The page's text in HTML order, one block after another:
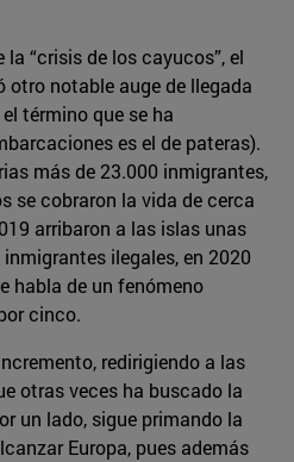
“crisis de los cayucos”, el
otro notable auge de llegada
término que se ha
es el de pateras).
más de 23.000 inmigrantes,
se cobraron la vida de cerca
arribaron a las islas unas
ilegales, en 2020
habla de un fenómeno
cinco.
redirigiendo a las
otras veces ha buscado la
un lado, sigue primando la
Europa, pues además